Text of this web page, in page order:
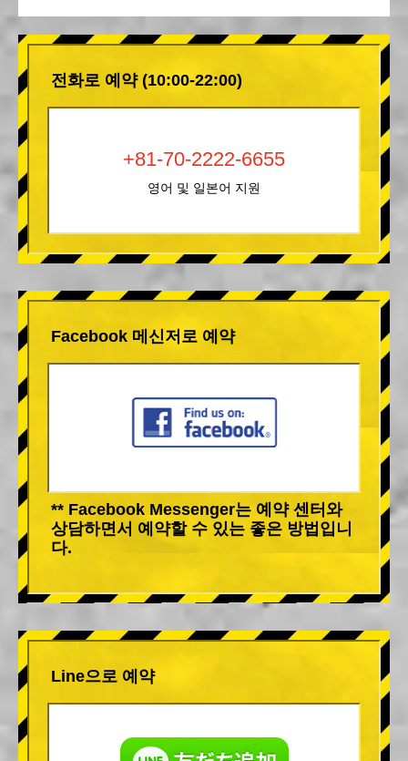
전화로 예약 (10:00-22:00)
+81-70-2222-6655
영어 및 일본어 지원
Facebook 메신저로 예약
** Facebook Messenger는 예약 센터와
상담하면서 예약할 수 있는 좋은 방법입니
다.
Line으로 예약